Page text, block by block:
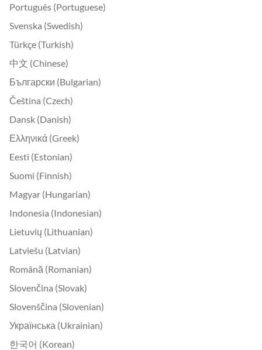
Português (Portuguese)
Svenska (Swedish)
Türkçe (Turkish)
中文 (Chinese)
Български (Bulgarian)
Čeština (Czech)
Dansk (Danish)
Ελληνικά (Greek)
Eesti (Estonian)
Suomi (Finnish)
Magyar (Hungarian)
Indonesia (Indonesian)
Lietuvių (Lithuanian)
Latviešu (Latvian)
Română (Romanian)
Slovenčina (Slovak)
Slovenščina (Slovenian)
Українська (Ukrainian)
한국어 (Korean)